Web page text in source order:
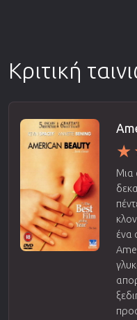
Κριτική
Μια
ένα